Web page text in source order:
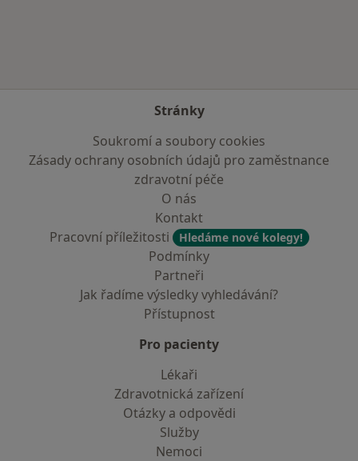
Stránky
Soukromí a soubory cookies
Zásady ochrany osobních údajů pro zaměstnance
zdravotní péče
O nás
Kontakt
Pracovní příležitosti
Hledáme nové kolegy!
Podmínky
Partneři
Jak řadíme výsledky vyhledávání?
Přístupnost
Pro pacienty
Lékaři
Zdravotnická zařízení
Otázky a odpovědi
Služby
Nemoci